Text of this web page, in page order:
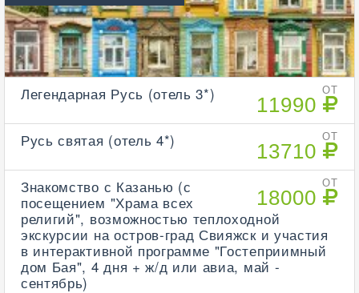
ОТ
11990
Легендарная Русь (отель 3*)
ОТ
13710
Русь святая (отель 4*)
ОТ
18000
Знакомство с Казанью (с
посещением "Храма всех
религий", возможностью теплоходной
экскурсии на остров-град Свияжск и участия
в интерактивной программе "Гостеприимный
дом Бая", 4 дня + ж/д или авиа, май -
сентябрь)